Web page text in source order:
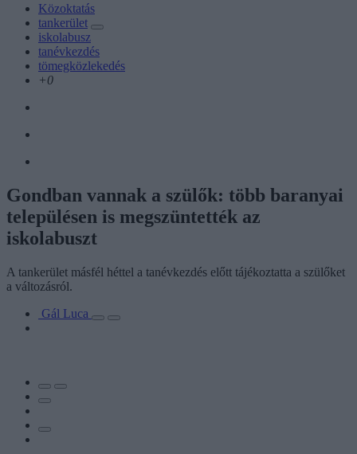
Közoktatás
tankerület
iskolabusz
tanévkezdés
tömegközlekedés
+0
Gondban vannak a szülők: több baranyai
településen is megszüntették az
iskolabuszt
A tankerület másfél héttel a tanévkezdés előtt tájékoztatta a szülőket
a változásról.
Gál Luca